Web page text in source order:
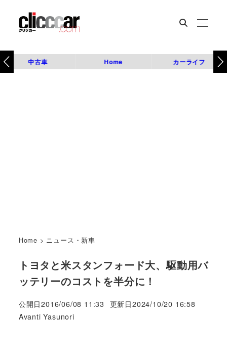
中古車 Home カーライフ
Home > ニュース・新車
トヨタと米スタンフォード大、駆動用バ
ッテリーのコストを半分に！
公開日2016/06/08 11:33 更新日2024/10/20 16:58
著
Avanti Yasunori